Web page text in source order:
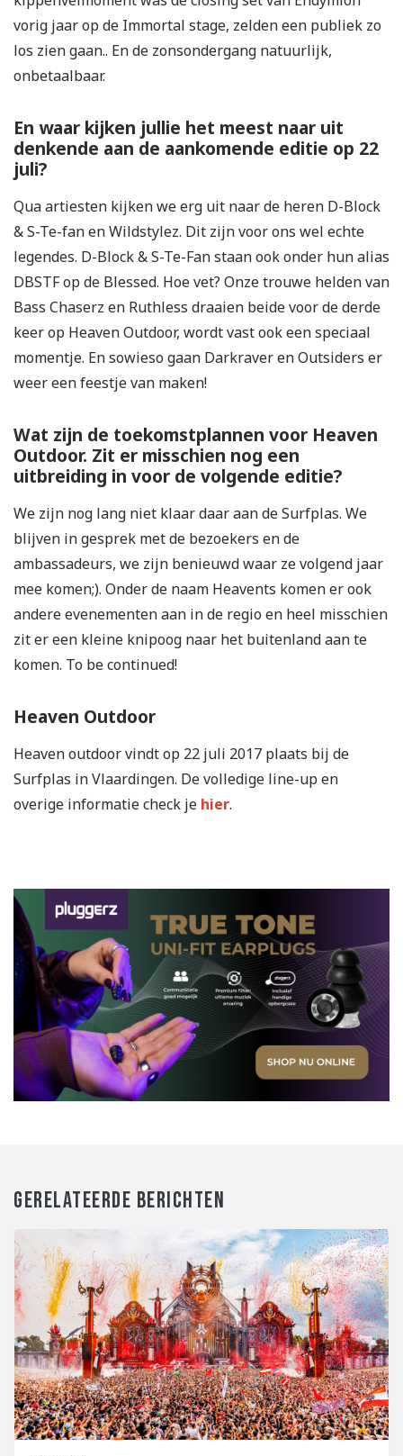
vorig jaar op de Immortal stage, zelden een publiek zo
los zien gaan.. En de zonsondergang natuurlijk,
onbetaalbaar.
En waar kijken jullie het meest naar uit
denkende aan de aankomende editie op 22
juli?
Qua artiesten kijken we erg uit naar de heren D-Block
& S-Te-fan en Wildstylez. Dit zijn voor ons wel echte
legendes. D-Block & S-Te-Fan staan ook onder hun alias
DBSTF op de Blessed. Hoe vet? Onze trouwe helden van
Bass Chaserz en Ruthless draaien beide voor de derde
keer op Heaven Outdoor, wordt vast ook een speciaal
momentje. En sowieso gaan Darkraver en Outsiders er
weer een feestje van maken!
Wat zijn de toekomstplannen voor Heaven
Outdoor. Zit er misschien nog een
uitbreiding in voor de volgende editie?
We zijn nog lang niet klaar daar aan de Surfplas. We
blijven in gesprek met de bezoekers en de
ambassadeurs, we zijn benieuwd waar ze volgend jaar
mee komen;). Onder de naam Heavents komen er ook
andere evenementen aan in de regio en heel misschien
zit er een kleine knipoog naar het buitenland aan te
komen. To be continued!
Heaven Outdoor
Heaven outdoor vindt op 22 juli 2017 plaats bij de
Surfplas in Vlaardingen. De volledige line-up en
overige informatie check je hier.
GERELATEERDE BERICHTEN